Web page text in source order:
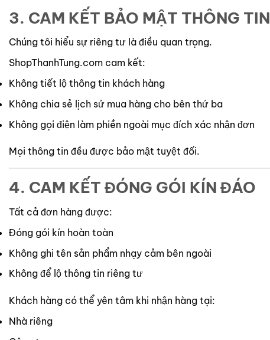
3. CAM KẾT BẢO MẬT THÔNG TIN
Chúng tôi hiểu sự riêng tư là điều quan trọng.
ShopThanhTung.com cam kết:
Không tiết lộ thông tin khách hàng
Không chia sẻ lịch sử mua hàng cho bên thứ ba
Không gọi điện làm phiền ngoài mục đích xác nhận đơn
Mọi thông tin đều được bảo mật tuyệt đối.
4. CAM KẾT ĐÓNG GÓI KÍN ĐÁO
Tất cả đơn hàng được:
Đóng gói kín hoàn toàn
Không ghi tên sản phẩm nhạy cảm bên ngoài
Không để lộ thông tin riêng tư
Khách hàng có thể yên tâm khi nhận hàng tại:
Nhà riêng